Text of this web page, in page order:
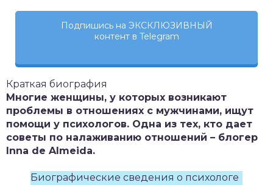
Подпишись на ЭКСКЛЮЗИВНЫЙ
контент в Telegram
Краткая биография
Многие женщины, у которых возникают
проблемы в отношениях с мужчинами, ищут
помощи у психологов. Одна из тех, кто дает
советы по налаживанию отношений – блогер
Inna de Almeida.
Биографические сведения о психологе